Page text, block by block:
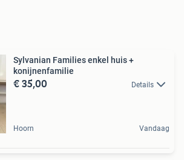
Sylvanian Families enkel huis +
konijnenfamilie
€ 35,00 Details
Hoorn Vandaag